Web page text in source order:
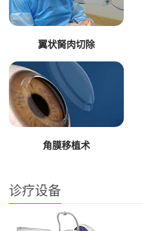
翼状胬肉切除
角膜移植术
诊疗设备